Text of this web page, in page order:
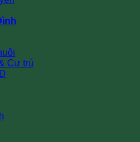
Cư trú